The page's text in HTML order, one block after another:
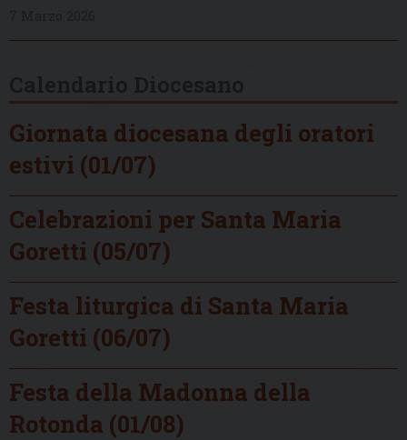
Giornata diocesana degli oratori
estivi (01/07)
Celebrazioni per Santa Maria
Goretti (05/07)
Festa liturgica di Santa Maria
Goretti (06/07)
Festa della Madonna della
Rotonda (01/08)